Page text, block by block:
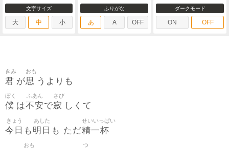
文字サイズ
大 中 小
ふりがな
あ A OFF
ダークモード
ON OFF
君
きみ
が思
おも
うよりも
僕
ぼく
は不安
ふあん
で寂
さび
しくて
今日
きょう
も 明日
あした
も ただ精一杯
せいいっぱい
おも つ